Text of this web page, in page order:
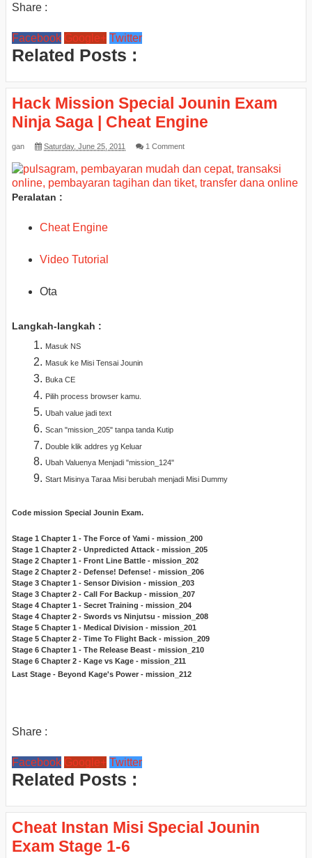
Share :
Facebook Google+ Twitter
Related Posts :
Hack Mission Special Jounin Exam
Ninja Saga | Cheat Engine
gan Saturday, June 25, 2011 1 Comment
Peralatan :
Cheat Engine
Video Tutorial
Ota
Langkah-langkah :
Masuk NS
Masuk ke Misi Tensai Jounin
Buka CE
Pilih process browser kamu.
Ubah value jadi text
Scan "mission_205" tanpa tanda Kutip
Double klik addres yg Keluar
Ubah Valuenya Menjadi "mission_124"
Start Misinya Taraa Misi berubah menjadi Misi Dummy
Code mission Special Jounin Exam.
Stage 1 Chapter 1 - The Force of Yami - mission_200
Stage 1 Chapter 2 - Unpredicted Attack - mission_205
Stage 2 Chapter 1 - Front Line Battle - mission_202
Stage 2 Chapter 2 - Defense! Defense! - mission_206
Stage 3 Chapter 1 - Sensor Division - mission_203
Stage 3 Chapter 2 - Call For Backup - mission_207
Stage 4 Chapter 1 - Secret Training - mission_204
Stage 4 Chapter 2 - Swords vs Ninjutsu - mission_208
Stage 5 Chapter 1 - Medical Division - mission_201
Stage 5 Chapter 2 - Time To Flight Back - mission_209
Stage 6 Chapter 1 - The Release Beast - mission_210
Stage 6 Chapter 2 - Kage vs Kage - mission_211
Last Stage - Beyond Kage's Power - mission_212
Share :
Facebook Google+ Twitter
Related Posts :
Cheat Instan Misi Special Jounin
Exam Stage 1-6